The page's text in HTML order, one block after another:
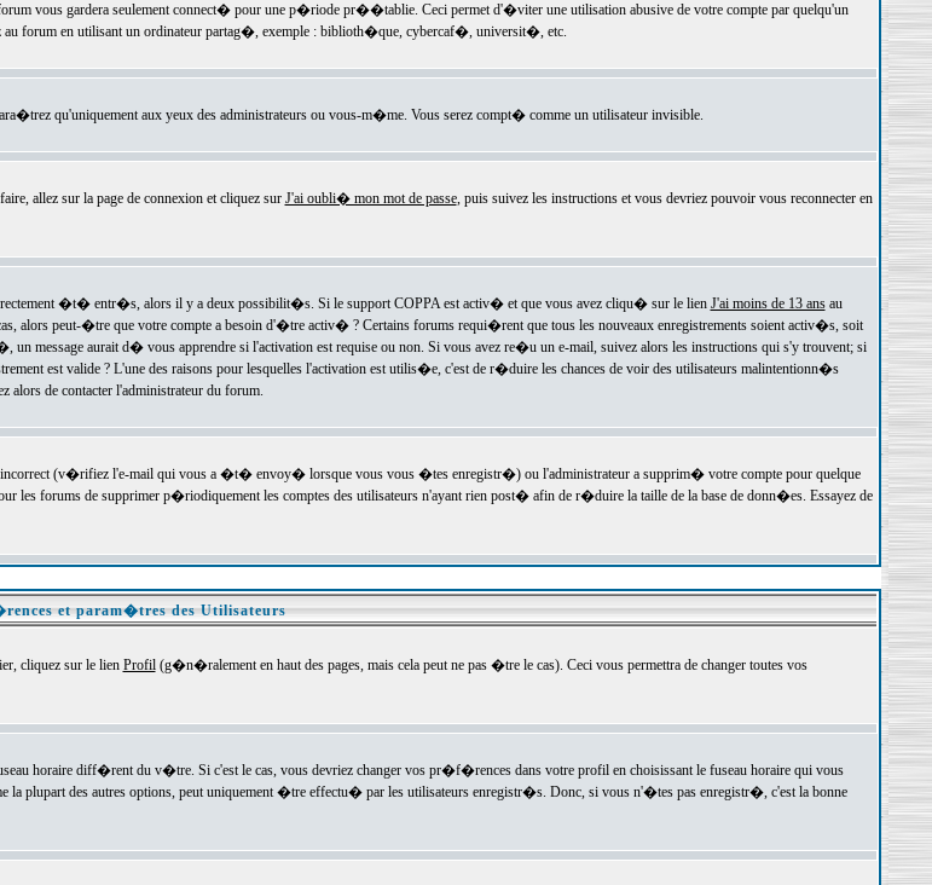
vous gardera seulement connect� pour une p�riode pr��tablie. Ceci permet d'�viter une utilisation abusive de votre compte par quelqu'un
au forum en utilisant un ordinateur partag�, exemple : biblioth�que, cybercaf�, universit�, etc.
qu'uniquement aux yeux des administrateurs ou vous-m�me. Vous serez compt� comme un utilisateur invisible.
allez sur la page de connexion et cliquez sur J'ai oubli� mon mot de passe, puis suivez les instructions et vous devriez pouvoir vous reconnecter en
�t� entr�s, alors il y a deux possibilit�s. Si le support COPPA est activ� et que vous avez cliqu� sur le lien J'ai moins de 13 ansau
alors peut-�tre que votre compte a besoin d'�tre activ� ? Certains forums requi�rent que tous les nouveaux enregistrements soient activ�s, soit
message aurait d� vous apprendre si l'activation est requise ou non. Si vous avez re�u un e-mail, suivez alors les instructions qui s'y trouvent; si
est valide ? L'une des raisons pour lesquelles l'activation est utilis�e, c'est de r�duire les chances de voir des utilisateurs malintentionn�s
alors de contacter l'administrateur du forum.
incorrect (v�rifiez l'e-mail qui vous a �t� envoy� lorsque vous vous �tes enregistr�) ou l'administrateur a supprim� votre compte pour quelque
les forums de supprimer p�riodiquement les comptes des utilisateurs n'ayant rien post� afin de r�duire la taille de la base de donn�es. Essayez de
et param�tres des Utilisateurs
cliquez sur le lien Profil(g�n�ralement en haut des pages, mais cela peut ne pas �tre le cas). Ceci vous permettra de changer toutes vos
horaire diff�rent du v�tre. Si c'est le cas, vous devriez changer vos pr�f�rences dans votre profil en choisissant le fuseau horaire qui vous
la plupart des autres options, peut uniquement �tre effectu� par les utilisateurs enregistr�s. Donc, si vous n'�tes pas enregistr�, c'est la bonne